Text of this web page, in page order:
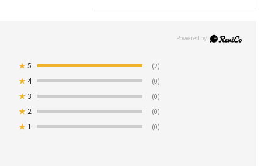
★5 (2)
★4 (0)
★3 (0)
★ 2 (0)
★ 1 (0)